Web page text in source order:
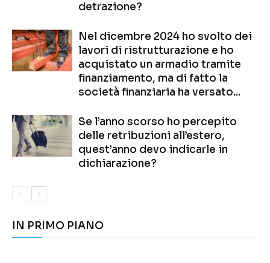
detrazione?
Nel dicembre 2024 ho svolto dei
lavori di ristrutturazione e ho
acquistato un armadio tramite
finanziamento, ma di fatto la
società finanziaria ha versato...
Se l’anno scorso ho percepito
delle retribuzioni all’estero,
quest’anno devo indicarle in
dichiarazione?
IN PRIMO PIANO